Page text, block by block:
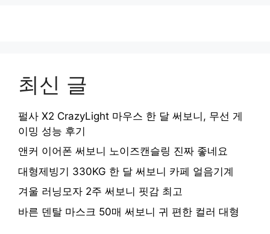
최신 글
펄사 X2 CrazyLight 마우스 한 달 써보니, 무선 게
이밍 성능 후기
앤커 이어폰 써보니 노이즈캔슬링 진짜 좋네요
대형제빙기 330KG 한 달 써보니 카페 얼음기계
겨울 러닝모자 2주 써보니 핏감 최고
바른 덴탈 마스크 50매 써보니 귀 편한 컬러 대형